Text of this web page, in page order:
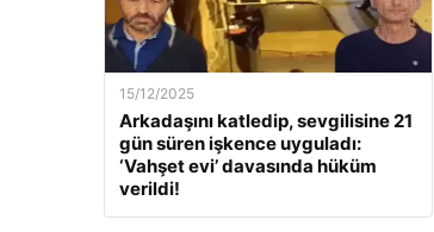
15/12/2025
Arkadaşını katledip, sevgilisine 21
gün süren işkence uyguladı:
‘Vahşet evi’ davasında hüküm
verildi!